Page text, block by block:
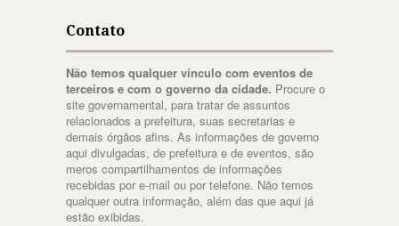
Contato
Não temos qualquer vínculo com eventos de
terceiros e com o governo da cidade. Procure o
site governamental, para tratar de assuntos
relacionados a prefeitura, suas secretarias e
demais órgãos afins. As informações de governo
aqui divulgadas, de prefeitura e de eventos, são
meros compartilhamentos de informações
recebidas por e-mail ou por telefone. Não temos
qualquer outra informação, além das que aqui já
estão exibidas.